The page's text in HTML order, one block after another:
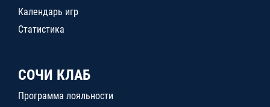
Календарь игр
Статистика
СОЧИ КЛАБ
Программа лояльности